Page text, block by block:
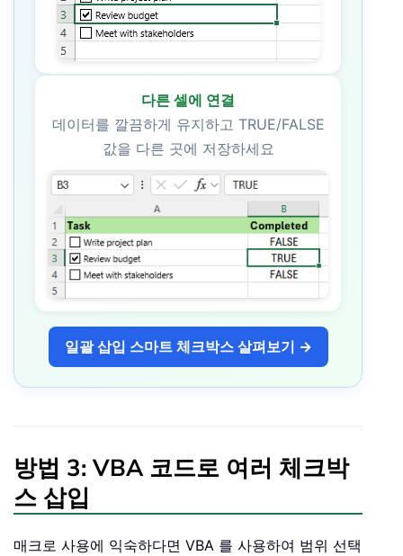
다른 셀에 연결
데이터를 깔끔하게 유지하고 TRUE/FALSE
값을 다른 곳에 저장하세요
일괄 삽입 스마트 체크박스 살펴보기 →
방법 3: VBA 코드로 여러 체크박
스 삽입
매크로 사용에 익숙하다면 VBA 를 사용하여 범위 선택